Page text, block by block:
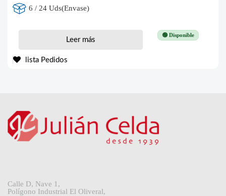
6 / 24 Uds(Envase)
🟢 Disponible
Leer más
lista Pedidos
Calle D, Nave 1,
Polígono Industrial El Oliveral,